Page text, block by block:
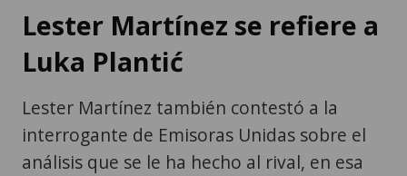
Lester Martínez se refiere a
Luka Plantić
Lester Martínez también contestó a la
interrogante de Emisoras Unidas sobre el
análisis que se le ha hecho al rival, en esa